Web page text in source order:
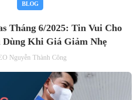
BLOG
Tháng 6/2025: Tin Vui Cho
Dùng Khi Giá Giảm Nhẹ
Nguyễn Thành Công